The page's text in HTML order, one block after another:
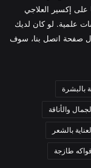
على إكسير العلاجي
علمية. لو كان لديك
صفحة اتصل بنا، سوف
بالبشرة
والأناقة
بالشعر
فواكه طازجة